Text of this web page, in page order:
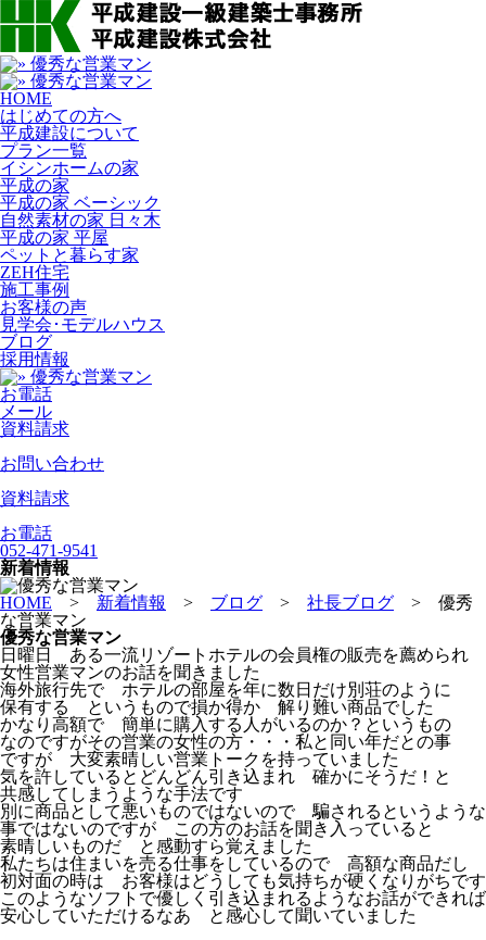
HOME
はじめての方へ
平成建設について
プラン一覧
イシンホームの家
平成の家
平成の家 ベーシック
自然素材の家 日々木
平成の家 平屋
ペットと暮らす家
ZEH住宅
施工事例
お客様の声
見学会･モデルハウス
ブログ
採用情報
お電話
メール
資料請求
お問い合わせ
資料請求
お電話
052-471-9541
新着情報
HOME > 新着情報 > ブログ > 社長ブログ > 優秀
な営業マン
優秀な営業マン
日曜日 ある一流リゾートホテルの会員権の販売を薦められ
女性営業マンのお話を聞きました
海外旅行先で ホテルの部屋を年に数日だけ別荘のように
保有する というもので損か得か 解り難い商品でした
かなり高額で 簡単に購入する人がいるのか？というもの
なのですがその営業の女性の方・・・私と同い年だとの事
ですが 大変素晴しい営業トークを持っていました
気を許しているとどんどん引き込まれ 確かにそうだ！と
共感してしまうような手法です
別に商品として悪いものではないので 騙されるというような
事ではないのですが この方のお話を聞き入っていると
素晴しいものだ と感動すら覚えました
私たちは住まいを売る仕事をしているので 高額な商品だし
初対面の時は お客様はどうしても気持ちが硬くなりがちです
このようなソフトで優しく引き込まれるようなお話ができれば
安心していただけるなあ と感心して聞いていました